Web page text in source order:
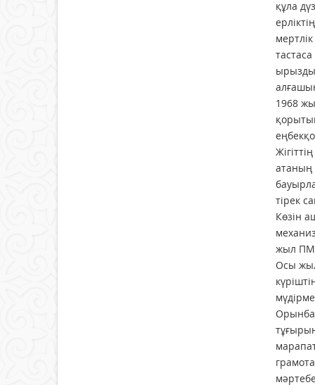
құла
1968
атаның
тірек
Көзін
жыл ПМК
Осы